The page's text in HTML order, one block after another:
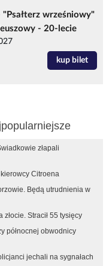
"Psałterz wrześniowy"
- 20-lecie
kup bilet
złapali
Citroena
Będą utrudnienia w
Stracił 55 tysięcy
północnej obwodnicy
jechali na sygnałach